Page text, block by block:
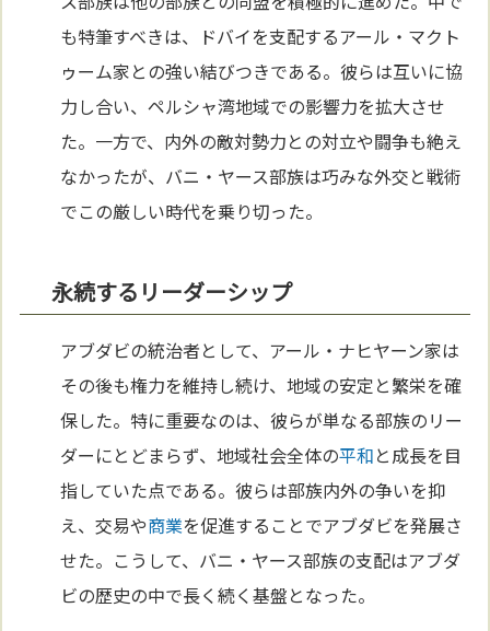
も特筆すべきは、ドバイを支配するアール・マクト
ゥーム家との強い結びつきである。彼らは互いに協
力し合い、ペルシャ湾地域での影響力を拡大させ
た。一方で、内外の敵対勢力との対立や闘争も絶え
なかったが、バニ・ヤース部族は巧みな外交と戦術
でこの厳しい時代を乗り切った。
永続するリーダーシップ
アブダビの統治者として、アール・ナヒヤーン家は
その後も権力を維持し続け、地域の安定と繁栄を確
保した。特に重要なのは、彼らが単なる部族のリー
ダーにとどまらず、地域社会全体の平和と成長を目
指していた点である。彼らは部族内外の争いを抑
え、交易や商業を促進することでアブダビを発展さ
せた。こうして、バニ・ヤース部族の支配はアブダ
ビの歴史の中で長く続く基盤となった。